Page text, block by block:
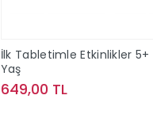
İlk Tabletimle Etkinlikler 5+
Yaş
649,00 TL